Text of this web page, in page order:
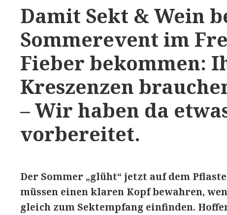
Damit Sekt & Wein
Sommerevent im
Fieber bekommen:
Kreszenzen
– Wir haben da
vorbereitet.
Der Sommer „glüht“ jetzt auf dem
müssen einen klaren Kopf bewahren,
gleich zum Sektempfang einfinden.